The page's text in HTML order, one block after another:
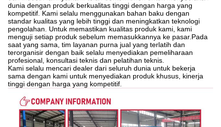
dunia dengan produk berkualitas tinggi dengan harga yang
kompetitif. Kami selalu menggunakan bahan baku dengan
standar kualitas yang lebih tinggi dan meningkatkan teknologi
pengolahan. Untuk memastikan kualitas produk kami, kami
menguji setiap produk sebelum memasukkannya ke pasar.Pada
saat yang sama, tim layanan purna jual yang terlatih dan
terorganisir dengan baik selalu menyediakan pemeliharaan
profesional, konsultasi teknis dan pelatihan teknis.
Kami selalu mencari dealer dari seluruh dunia untuk bekerja
sama dengan kami untuk menyediakan produk khusus, kinerja
tinggi dengan harga yang kompetitif.